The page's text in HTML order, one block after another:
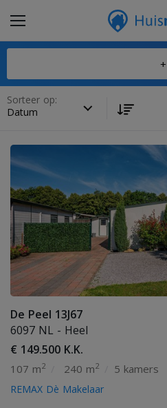
Sorteer op:
De Peel 13J67
6097 NL - Heel
€ 149.500 K.K.
107 m2 240 m2 5 kamers
REMAX Dè Makelaar